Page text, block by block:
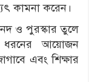
কামনা করেন।
সনদ ও পুরস্কার তুলে
আয়োজন
এবং শিক্ষার